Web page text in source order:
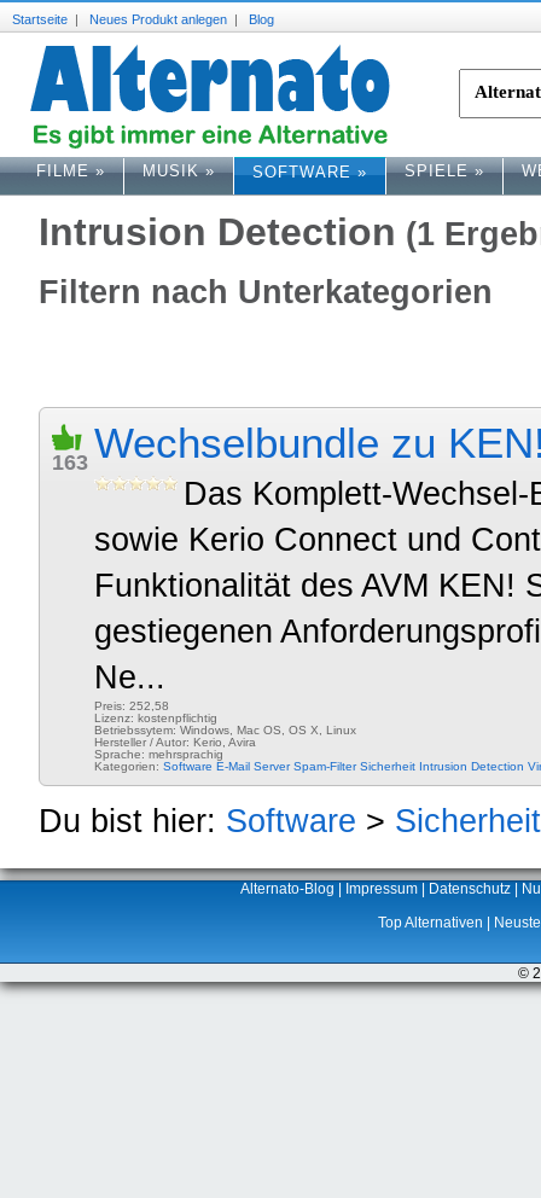
Startseite | Neues Produkt anlegen | Blog
FILME» MUSIK» SOFTWARE» SPIELE»
Intrusion Detection (1
Filtern nach Unterkategorien
163 Wechselbundle zu
Das Komplett-
sowie Kerio Connect und
Funktionalität des AVM KEN!
gestiegenen
Ne...
Preis: 252,58
Lizenz: kostenpflichtig
Betriebssytem: Windows, Mac OS, OS X, Linux
Hersteller / Autor: Kerio, Avira
Sprache: mehrsprachig
Kategorien: Software E-Mail Server Spam-Filter Sicherheit Intrusion Detection
Du bist hier: Software > Sicherheit
Alternato-Blog Impressum Datenschutz
Top Alternativen
©